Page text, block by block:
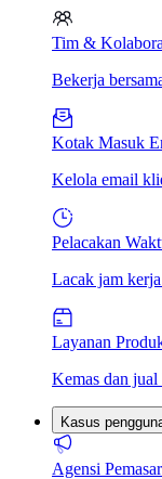
Tim &
Bekerja
Kotak Masuk
Kelola email
Pelacakan
Lacak jam
Layanan
Kemas dan jual
Kasus
Agensi